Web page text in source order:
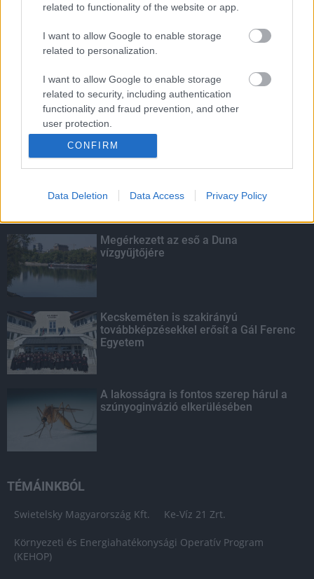
related to functionality of the website or app.
I want to allow Google to enable storage
related to personalization.
I want to allow Google to enable storage
related to security, including authentication
functionality and fraud prevention, and other
user protection.
CONFIRM
Data Deletion Data Access Privacy Policy
Budapest-Pécs, Budapest-Szolnok:
gyorsabb és biztonságosabb lett a vasút
Több mint 40 helyszínen dolgozik
fennakadás nélkül a Híd-csoport
Megérkezett az eső a Duna
vízgyűjtőjére
Kecskeméten is szakirányú
továbbképzésekkel erősít a Gál Ferenc
Egyetem
A lakosságra is fontos szerep hárul a
szúnyoginvázió elkerülésében
TÉMÁINKBÓL
Swietelsky Magyarország Kft. Ke-Víz 21 Zrt.
Környezeti és Energiahatékonysági Operatív Program
(KEHOP)